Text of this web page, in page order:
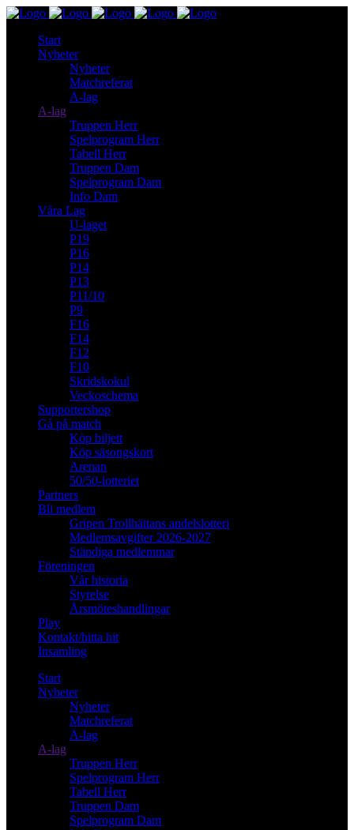
Start
Nyheter
Nyheter
Matchreferat
A-lag
A-lag
Truppen Herr
Spelprogram Herr
Tabell Herr
Truppen Dam
Spelprogram Dam
Info Dam
Våra Lag
U-laget
P19
P16
P14
P13
P11/10
P9
F16
F14
F12
F10
Skridskokul
Veckoschema
Supportershop
Gå på match
Köp biljett
Köp säsongskort
Arenan
50/50-lotteriet
Partners
Bli medlem
Gripen Trollhättans andelslotteri
Medlemsavgifter 2026-2027
Ständiga medlemmar
Föreningen
Vår historia
Styrelse
Årsmöteshandlingar
Play
Kontakt/hitta hit
Insamling
Start
Nyheter
Nyheter
Matchreferat
A-lag
A-lag
Truppen Herr
Spelprogram Herr
Tabell Herr
Truppen Dam
Spelprogram Dam